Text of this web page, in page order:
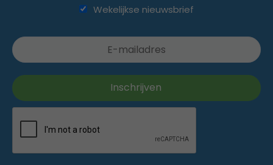
Wekelijkse nieuwsbrief